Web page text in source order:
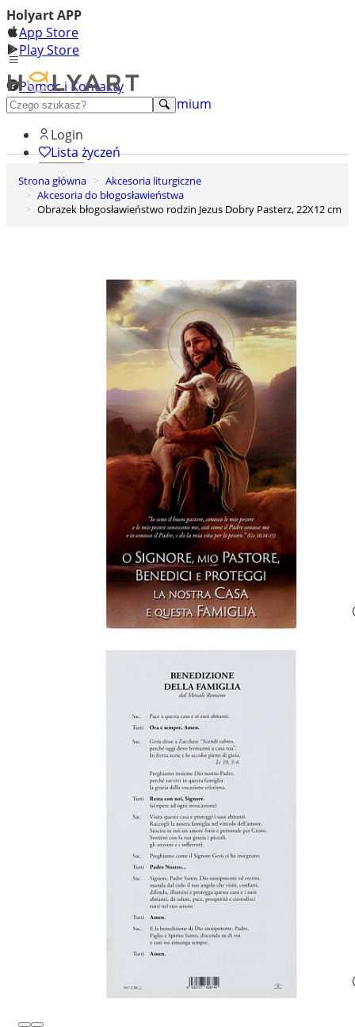
Holyart APP
App Store
Play Store
Pomoc i Kontakty
+48 222 922 860
Odkryj premium
Login
Lista życzeń
0
Koszyk
Strona główna
Akcesoria liturgiczne
Akcesoria do błogosławieństwa
Obrazek błogosławieństwo rodzin Jezus Dobry Pasterz, 22X12 cm